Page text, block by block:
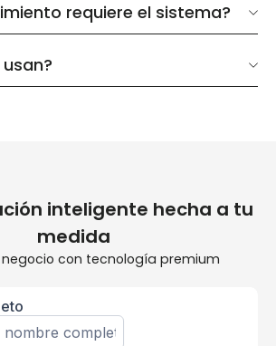
requiere el sistema?
inteligente hecha a tu
medida
negocio con tecnología premium